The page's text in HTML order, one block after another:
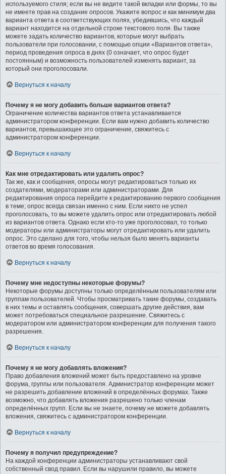
используемого стиля; если вы не видите такой вкладки или формы, то вы
не имеете прав на создание опросов. Укажите вопрос и как минимум два
варианта ответа в соответствующих полях, убедившись, что каждый
вариант находится на отдельной строке текстового поля. Вы также
можете задать количество вариантов, которые могут выбрать
пользователи при голосовании, с помощью опции «Вариантов ответа»,
период проведения опроса в днях (0 означает, что опрос будет
постоянным) и возможность пользователей изменять вариант, за
который они проголосовали.
Вернуться к началу
Почему я не могу добавить больше вариантов ответа?
Ограничение количества вариантов ответа устанавливается
администратором конференции. Если вам нужно добавить количество
вариантов, превышающее это ограничение, свяжитесь с
администратором конференции.
Вернуться к началу
Как мне отредактировать или удалить опрос?
Так же, как и сообщения, опросы могут редактироваться только их
создателями, модераторами или администраторами. Для
редактирования опроса перейдите к редактированию первого сообщения
в теме; опрос всегда связан именно с ним. Если никто не успел
проголосовать, то вы можете удалить опрос или отредактировать любой
из вариантов ответа. Однако если кто-то уже проголосовал, то только
модераторы или администраторы могут отредактировать или удалить
опрос. Это сделано для того, чтобы нельзя было менять варианты
ответов во время голосования.
Вернуться к началу
Почему мне недоступны некоторые форумы?
Некоторые форумы доступны только определённым пользователям или
группам пользователей. Чтобы просматривать такие форумы, создавать
в них темы и оставлять сообщения, совершать другие действия, вам
может потребоваться специальное разрешение. Свяжитесь с
модератором или администратором конференции для получения такого
разрешения.
Вернуться к началу
Почему я не могу добавлять вложения?
Право добавления вложений может быть предоставлено на уровне
форума, группы или пользователя. Администратор конференции может
не разрешить добавление вложений в определённых форумах. Также
возможно, что добавлять вложения разрешено только членам
определённых групп. Если вы не знаете, почему не можете добавлять
вложения, свяжитесь с администратором конференции.
Вернуться к началу
Почему я получил предупреждение?
На каждой конференции администраторы устанавливают свой
собственный свод правил. Если вы нарушили правило, вы можете